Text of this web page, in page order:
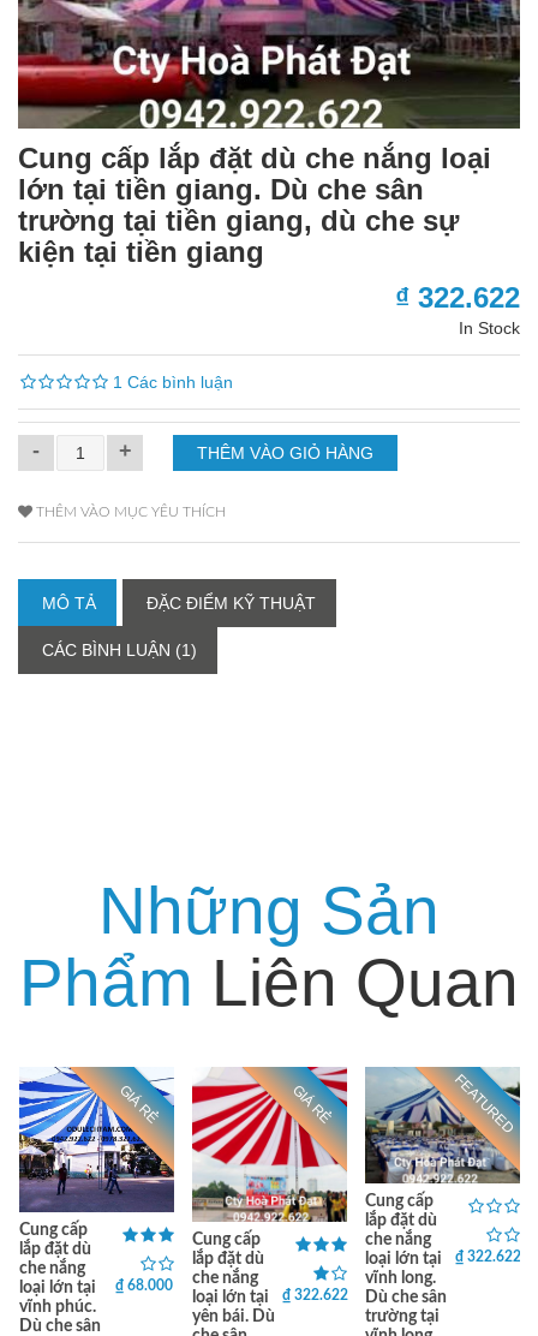
Cung cấp lắp đặt dù che nắng loại
lớn tại tiền giang. Dù che sân
trường tại tiền giang, dù che sự
kiện tại tiền giang
₫ 322.622
In Stock
1 Các bình luận
- +
THÊM VÀO MỤC YÊU THÍCH
MÔ TẢ ĐẶC ĐIỂM KỸ THUẬT
CÁC BÌNH LUẬN (1)
Những Sản
Phẩm Liên Quan
GIÁ RẺ
Cung cấp
lắp đặt dù
che nắng
loại lớn tại
vĩnh phúc.
Dù che sân
₫ 68.000
GIÁ RẺ
Cung cấp
lắp đặt dù
che nắng
loại lớn tại
yên bái. Dù
₫ 322.622
FEATURED
Cung cấp
lắp đặt dù
che nắng
loại lớn tại
vĩnh long.
Dù che sân
trường tại
₫ 322.622